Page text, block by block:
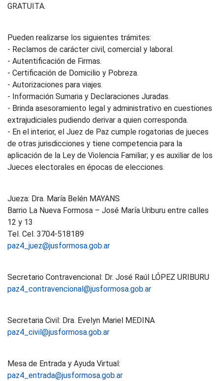
GRATUITA.
Pueden realizarse los siguientes trámites:
- Reclamos de carácter civil, comercial y laboral.
- Autentificación de Firmas.
- Certificación de Domicilio y Pobreza.
- Autorizaciones para viajes.
- Información Sumaria y Declaraciones Juradas.
- Brinda asesoramiento legal y administrativo en cuestiones
extrajudiciales pudiendo derivar a quien corresponda.
- En el interior, el Juez de Paz cumple rogatorias de jueces
de otras jurisdicciones y tiene competencia para la
aplicación de la Ley de Violencia Familiar; y es auxiliar de los
Jueces electorales en épocas de elecciones.
Jueza: Dra. María Belén MAYANS
Barrio La Nueva Formosa – José María Uriburu entre calles
12 y 13
Tel. Cel. 3704-518189
paz4_juez@jusformosa.gob.ar
Secretario Contravencional: Dr. José Raúl LÓPEZ URIBURU
paz4_contravencional@jusformosa.gob.ar
Secretaria Civil: Dra. Evelyn Mariel MEDINA
paz4_civil@jusformosa.gob.ar
Mesa de Entrada y Ayuda Virtual:
paz4_entrada@jusformosa.gob.ar